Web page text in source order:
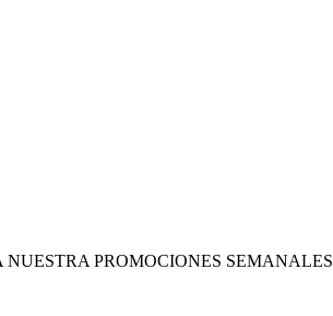
PROMOCIONES SEMANALES